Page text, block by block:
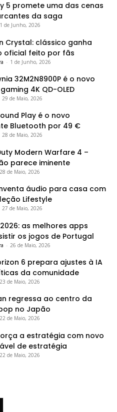
5 promete uma das cenas
da saga
1 de Junho, 2026
Crystal: clássico ganha
oficial feito por fãs
- 1 de Junho, 2026
32M2N8900P é o novo
4K QD-OLED
29 de Maio, 2026
Play é o novo
Bluetooth por 49 €
28 de Maio, 2026
Modern Warfare 4 –
parece iminente
28 de Maio, 2026
áudio para casa com
Lifestyle
27 de Maio, 2026
as melhores apps
os jogos de Portugal
- 26 de Maio, 2026
6 prepara ajustes à IA
da comunidade
23 de Maio, 2026
regressa ao centro da
no Japão
22 de Maio, 2026
a estratégia com novo
de estratégia
22 de Maio, 2026